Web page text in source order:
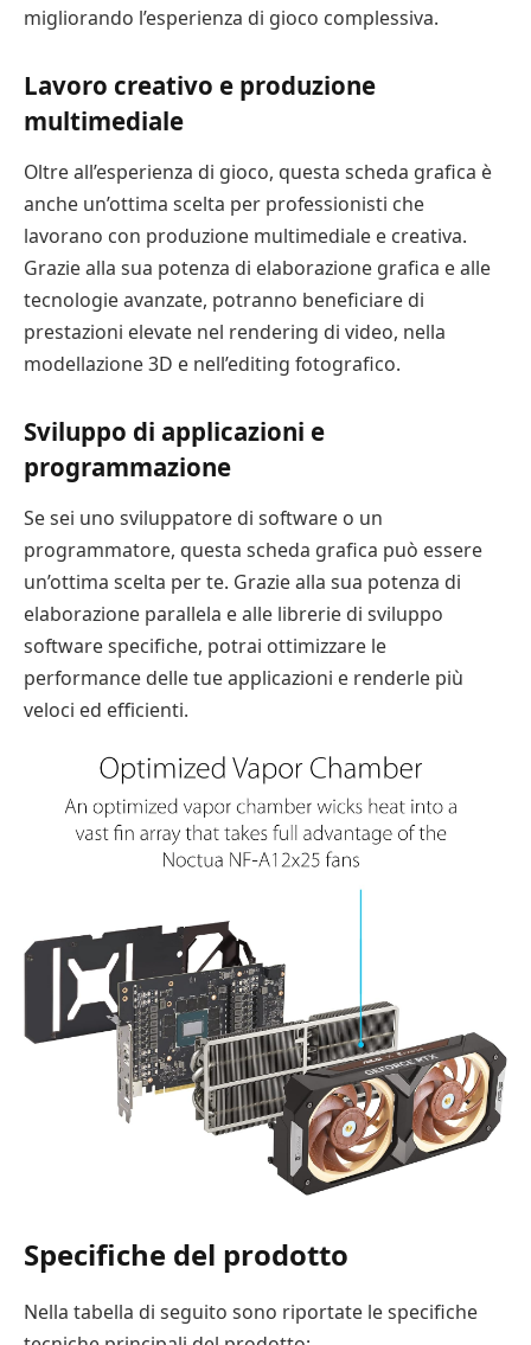
migliorando l’esperienza di gioco complessiva.
Lavoro creativo e produzione
multimediale
Oltre all’esperienza di gioco, questa scheda grafica è
anche un’ottima scelta per professionisti che
lavorano con produzione multimediale e creativa.
Grazie alla sua potenza di elaborazione grafica e alle
tecnologie avanzate, potranno beneficiare di
prestazioni elevate nel rendering di video, nella
modellazione 3D e nell’editing fotografico.
Sviluppo di applicazioni e
programmazione
Se sei uno sviluppatore di software o un
programmatore, questa scheda grafica può essere
un’ottima scelta per te. Grazie alla sua potenza di
elaborazione parallela e alle librerie di sviluppo
software specifiche, potrai ottimizzare le
performance delle tue applicazioni e renderle più
veloci ed efficienti.
Specifiche del prodotto
Nella tabella di seguito sono riportate le specifiche